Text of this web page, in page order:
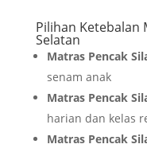
Pilihan Ketebalan
Selatan
Matras Pencak
senam anak
Matras Pencak
harian dan kelas
Matras Pencak